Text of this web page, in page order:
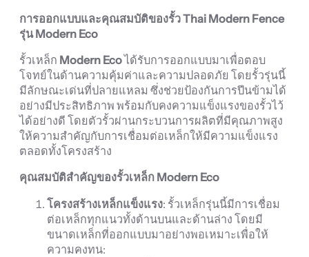
การออกแบบและคุณสมบัติของรั้ว Thai Modern Fence
รุ่น Modern Eco
รั้วเหล็ก Modern Ecoได้รับการออกแบบมาเพื่อตอบ
โจทย์ในด้านความคุ้มค่าและความปลอดภัย โดยรั้วรุ่นนี้
มีลักษณะเด่นที่ปลายแหลม ซึ่งช่วยป้องกันการปีนข้ามได้
อย่างมีประสิทธิภาพ พร้อมกับคงความแข็งแรงของรั้วไว้
ได้อย่างดี โดยตัวรั้วผ่านกระบวนการผลิตที่มีคุณภาพสูง
ให้ความสำคัญกับการเชื่อมต่อเหล็กให้มีความแข็งแรง
ตลอดทั้งโครงสร้าง
คุณสมบัติสำคัญของรั้วเหล็ก Modern Eco
โครงสร้างเหล็กแข็งแรง: รั้วเหล็กรุ่นนี้มีการเชื่อม
ต่อเหล็กทุกแนวทั้งด้านบนและด้านล่าง โดยมี
ขนาดเหล็กที่ออกแบบมาอย่างพอเหมาะเพื่อให้
ความคงทน: